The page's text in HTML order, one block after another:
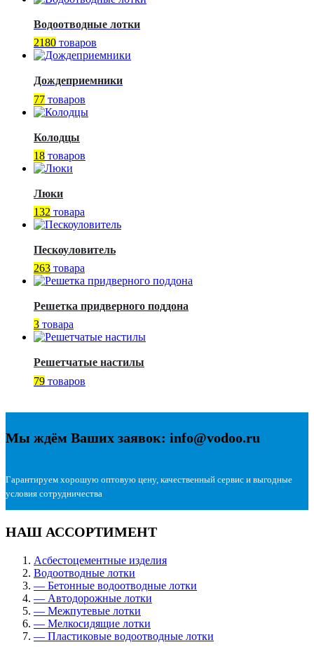
Водоотводные лотки
2180 товаров
Дождеприемники
77 товаров
Колодцы
18 товаров
Люки
132 товара
Пескоуловитель
263 товара
Решетка придверного поддона
3 товара
Решетчатые настилы
79 товаров
Мы ждём Ваших заявок: info@vodoo.ru
Гарантируем хорошую оптовую цену, качественный сервис и выгодные
условия сотрудничества
НАШ АССОРТИМЕНТ
Асбестоцементные изделия
Водоотводные лотки
— Бетонные водоотводные лотки
— Автодорожные лотки
— Межпутевые лотки
— Мелкосидящие лотки
— Пластиковые водоотводные лотки